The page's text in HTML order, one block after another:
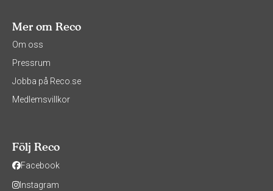
Mer om Reco
Om oss
Pressrum
Jobba på Reco.se
Medlemsvillkor
Följ Reco
Facebook
Instagram